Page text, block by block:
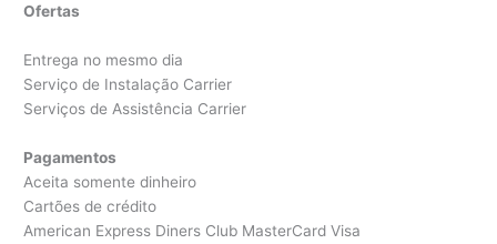
Ofertas
Entrega no mesmo dia
Serviço de Instalação Carrier
Serviços de Assistência Carrier
Pagamentos
Aceita somente dinheiro
Cartões de crédito
American Express Diners Club MasterCard Visa